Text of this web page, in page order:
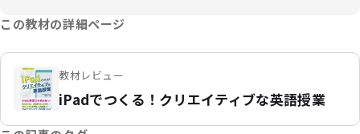
この教材の詳細ページ
教材レビュー
iPadでつくる！クリエイティブな英語授業